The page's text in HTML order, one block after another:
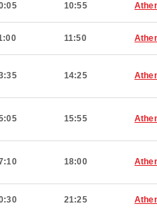
10:55
11:50
14:25
15:55
18:00
21:25